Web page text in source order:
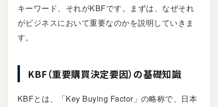
キーワード、それがKBFです。まずは、なぜそれ
がビジネスにおいて重要なのかを説明していきま
す。
KBF（重要購買決定要因）の基礎知識
KBFとは、「Key Buying Factor」の略称で、日本